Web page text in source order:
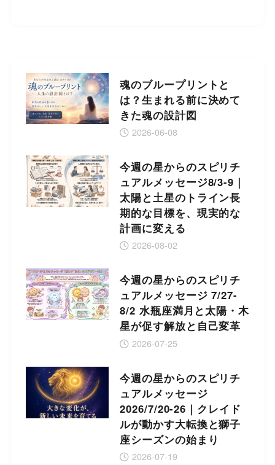
魂のブループリントと
は？生まれる前に決めて
きた魂の設計図
2026-06-08
今週の星からのスピリチ
ュアルメッセージ8/3-9｜
太陽と土星のトライン長
期的な目標を、現実的な
計画に変える
2026-08-02
今週の星からのスピリチ
ュアルメッセージ 7/27-
8/2 水瓶座満月と太陽・木
星が促す解放と自己変革
2026-07-25
今週の星からのスピリチ
ュアルメッセージ
2026/7/20-26｜クレイド
ルが動かす大転換と獅子
座シーズンの始まり
2026-07-19